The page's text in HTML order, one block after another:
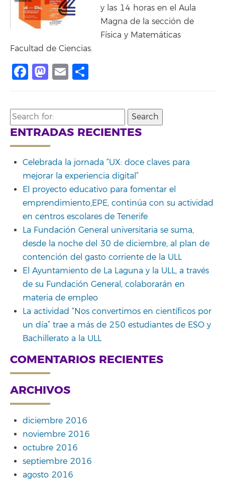
y las 14 horas en el Aula
Magna de la sección de
Física y Matemáticas
Facultad de Ciencias.
Facebook
Mastodon
Email
Search
for:
ENTRADAS RECIENTES
Celebrada la jornada “UX: doce claves para
mejorar la experiencia digital”
El proyecto educativo para fomentar el
emprendimiento,EPE, continúa con su actividad
en centros escolares de Tenerife
La Fundación General universitaria se suma,
desde la noche del 30 de diciembre, al plan de
contención del gasto corriente de la ULL
El Ayuntamiento de La Laguna y la ULL, a través
de su Fundación General, colaborarán en
materia de empleo
La actividad “Nos convertimos en científicos por
un día” trae a más de 250 estudiantes de ESO y
Bachillerato a la ULL
COMENTARIOS RECIENTES
ARCHIVOS
diciembre 2016
noviembre 2016
octubre 2016
septiembre 2016
agosto 2016